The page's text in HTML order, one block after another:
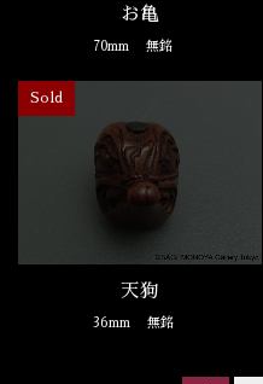
お亀
70mm無銘
Sold
天狗
36mm 無銘